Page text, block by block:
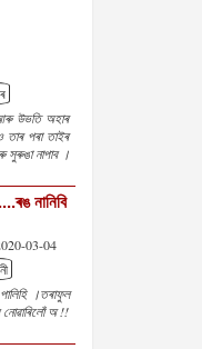
উভতি অহাৰ
তাৰ পৰা তাইৰ
সুৰুঙা নাপাব ।
নানিবি
03-04
।তৰাফুল
অ !!